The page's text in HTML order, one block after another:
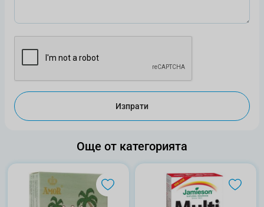
Изпрати
Още от категорията